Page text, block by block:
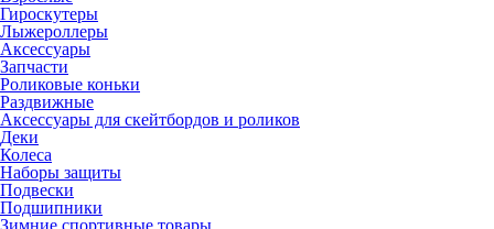
Гироскутеры
Лыжероллеры
Аксессуары
Запчасти
Роликовые коньки
Раздвижные
Аксессуары для скейтбордов и роликов
Деки
Колеса
Наборы защиты
Подвески
Подшипники
Зимние спортивные товары